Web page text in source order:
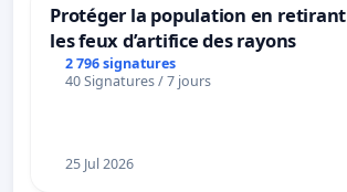
Protéger la population en retirant
les feux d’artifice des rayons
2 796 signatures
40 Signatures / 7 jours
25 Jul 2026